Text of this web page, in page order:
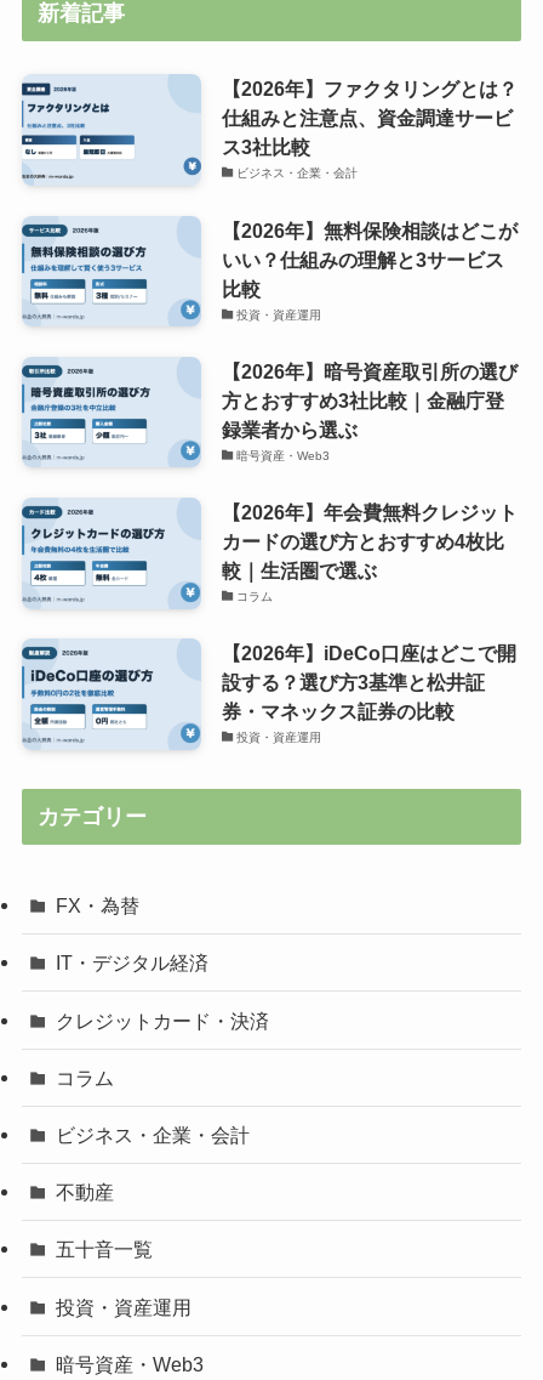
新着記事
【2026年】ファクタリングとは？
仕組みと注意点、資金調達サービ
ス3社比較
ビジネス・企業・会計
【2026年】無料保険相談はどこが
いい？仕組みの理解と3サービス
比較
投資・資産運用
【2026年】暗号資産取引所の選び
方とおすすめ3社比較｜金融庁登
録業者から選ぶ
暗号資産・Web3
【2026年】年会費無料クレジット
カードの選び方とおすすめ4枚比
較｜生活圏で選ぶ
コラム
【2026年】iDeCo口座はどこで開
設する？選び方3基準と松井証
券・マネックス証券の比較
投資・資産運用
カテゴリー
FX・為替
IT・デジタル経済
クレジットカード・決済
コラム
ビジネス・企業・会計
不動産
五十音一覧
投資・資産運用
暗号資産・Web3